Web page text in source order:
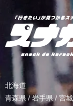
北海道
青森県 / 岩手県/ 宮